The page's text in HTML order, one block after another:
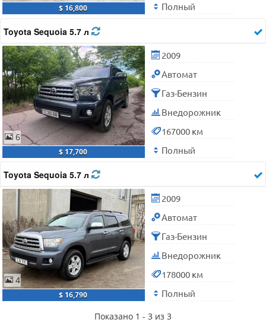
$ 16,800
Полный
Toyota Sequoia 5.7 л
6
$ 17,700
2009
Автомат
Газ-Бензин
Внедорожник
167000 км
Полный
Toyota Sequoia 5.7 л
4
$ 16,790
2009
Автомат
Газ-Бензин
Внедорожник
178000 км
Полный
Показано 1 - 3 из 3